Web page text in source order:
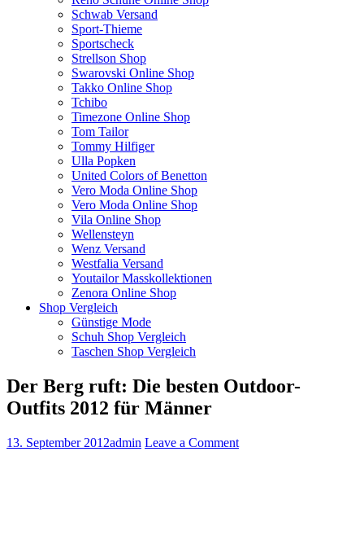
Schwab Versand
Sport-Thieme
Sportscheck
Strellson Shop
Swarovski Online Shop
Takko Online Shop
Tchibo
Timezone Online Shop
Tom Tailor
Tommy Hilfiger
Ulla Popken
United Colors of Benetton
Vero Moda Online Shop
Vero Moda Online Shop
Vila Online Shop
Wellensteyn
Wenz Versand
Westfalia Versand
Youtailor Masskollektionen
Zenora Online Shop
Shop Vergleich
Günstige Mode
Schuh Shop Vergleich
Taschen Shop Vergleich
Der Berg ruft: Die besten Outdoor-
Outfits 2012 für Männer
13. September 2012admin Leave a Comment